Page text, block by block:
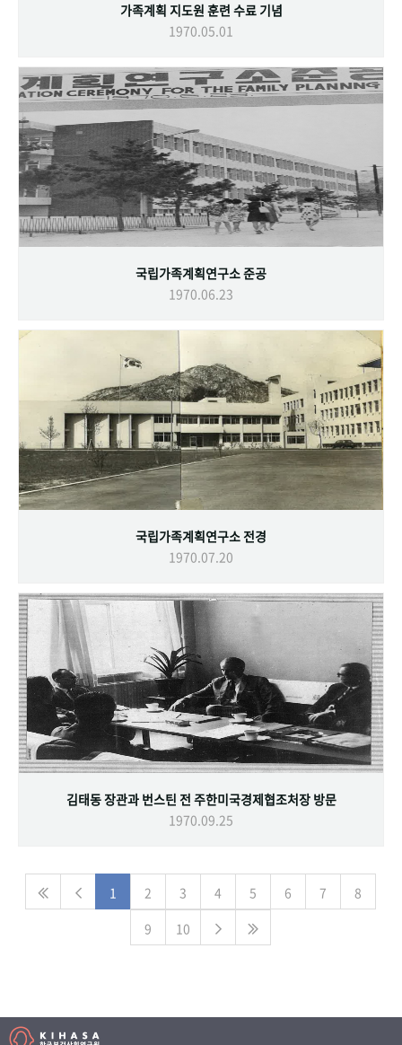
가족계획 지도원 훈련 수료 기념
1970.05.01
국립가족계획연구소 준공
1970.06.23
국립가족계획연구소 전경
1970.07.20
김태동 장관과 번스틴 전 주한미국경제협조처장 방문
1970.09.25
1 2 3 4 5 6 7
8
9
10